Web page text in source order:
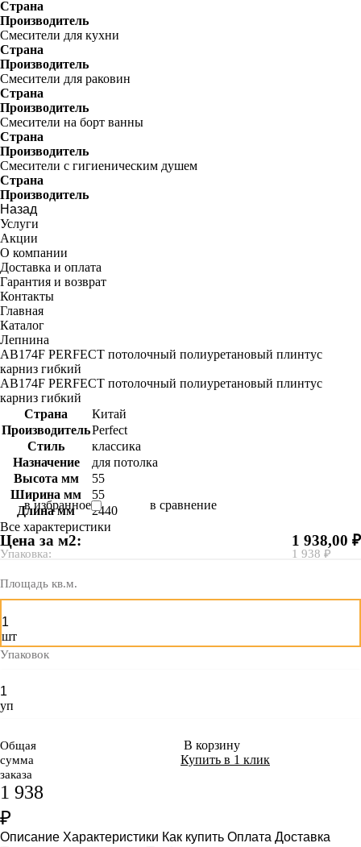
Страна
Производитель
Смесители для кухни
Страна
Производитель
Смесители для раковин
Страна
Производитель
Смесители на борт ванны
Страна
Производитель
Смесители с гигиеническим душем
Страна
Производитель
Назад
Услуги
Акции
О компании
Доставка и оплата
Гарантия и возврат
Контакты
Главная
Каталог
Лепнина
AB174F PERFECT потолочный полиуретановый плинтус
карниз гибкий
AB174F PERFECT потолочный полиуретановый плинтус
карниз гибкий
Страна
Китай
ПроизводительPerfect
Стиль
классика
Назначение
для потолка
Высота мм
55
Ширина мм
55
Длина мм
2440
Все характеристики
в избранное в сравнение
Цена за м2:
Упаковка:
1 938,00 ₽
1 938 ₽
Площадь кв.м.
шт
Упаковок
уп
Общая
сумма
заказа
1 938
₽
В корзину
Купить в 1 клик
Описание Характеристики Как купить Оплата Доставка